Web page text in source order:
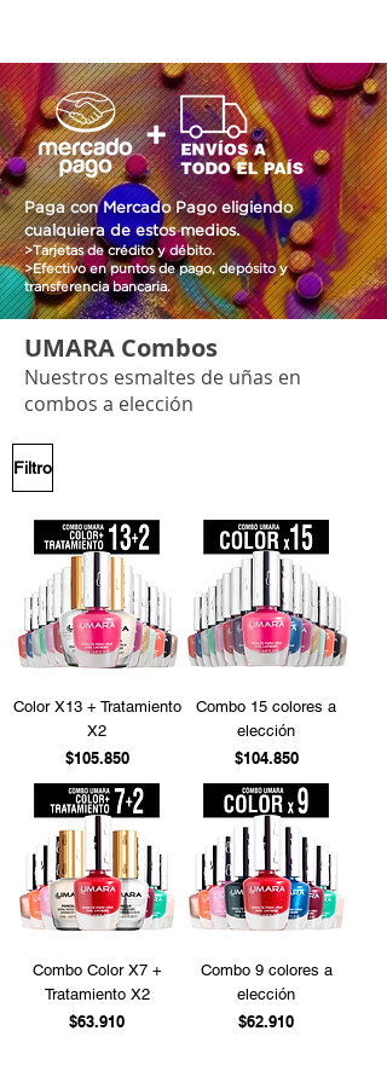
Paga con Mercado Pago eligiendo
cualquiera de estos medios.
>Tarjetas de crédito y débito.
>Efectivo en puntos de pago, depósito y
transferencia bancaria.
UMARA Combos
Nuestros esmaltes de uñas en
combos a elección
Filtro
Color X13 + Tratamiento
X2
Precio
$105.850
Combo 15 colores a
elección
Precio
$104.850
Combo Color X7 +
Tratamiento X2
Precio
$63.910
Combo 9 colores a
elección
Precio
$62.910